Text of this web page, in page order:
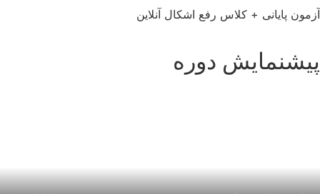
آزمون پایانی + کلاس رفع اشکال آنلاین
پیشنمایش دوره